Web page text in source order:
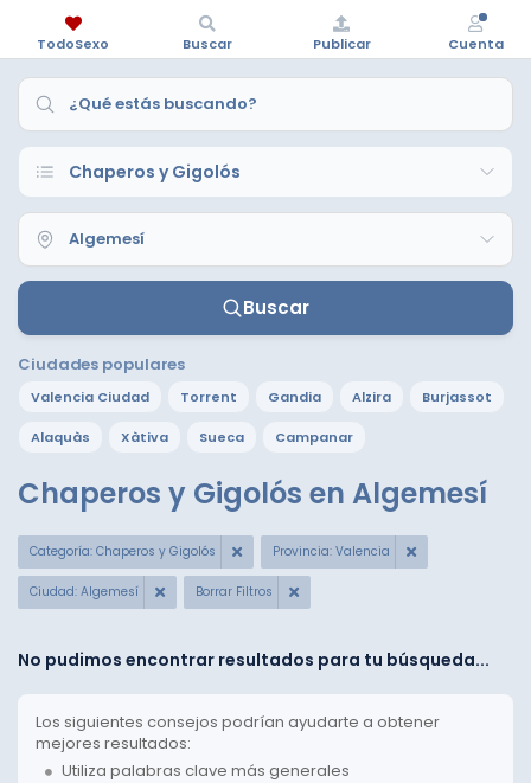
Buscar
Ciudades populares
Valencia Ciudad Torrent Gandia Alzira Burjassot
Alaquàs Xàtiva Sueca Campanar
Chaperos y Gigolós en Algemesí
Categoría: Chaperos y Gigolós Provincia: Valencia
Ciudad: Algemesí Borrar Filtros
No pudimos encontrar resultados para tu búsqueda...
Los siguientes consejos podrían ayudarte a obtener
mejores resultados:
Utiliza palabras clave más generales
TodoSexo Buscar Publicar Cuenta